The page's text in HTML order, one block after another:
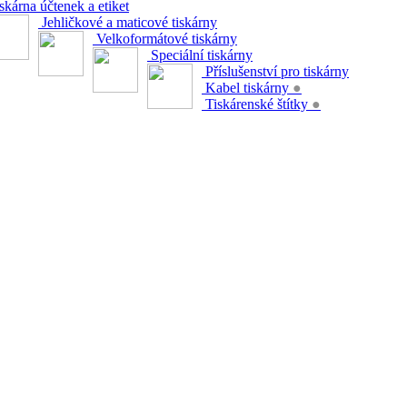
účtenek a etiket
Jehličkové a maticové tiskárny
Velkoformátové tiskárny
Speciální tiskárny
Příslušenství pro tiskárny
Kabel tiskárny ●
Tiskárenské štítky ●